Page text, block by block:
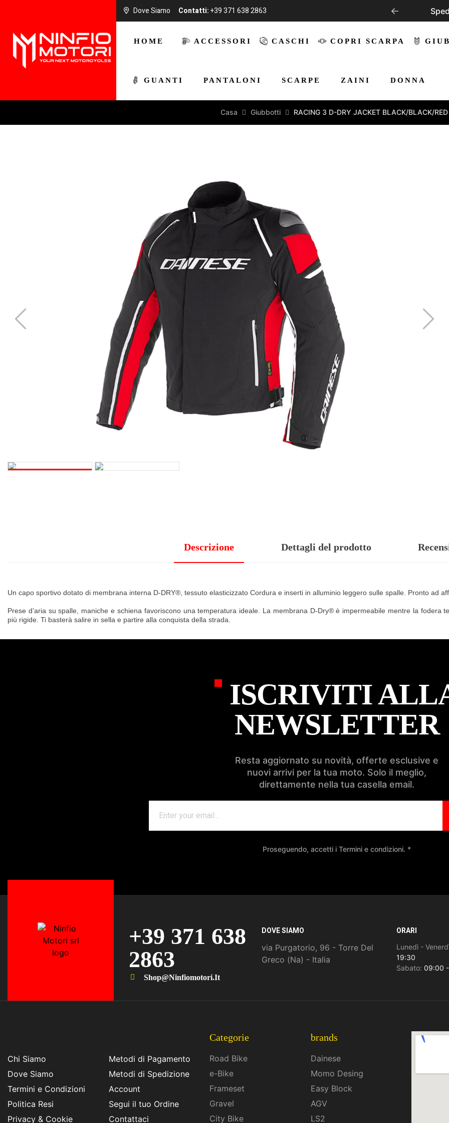
Dove Siamo Contatti:+39 371 638 2863
Spedizione gratis per per odini superiori a € 199,00
HOME ACCESSORI CASCHI COPRI SCARPA
GUANTI PANTALONI SCARPE ZAINI DONNA
Casa Giubbotti RACING 3 D-DRY JACKET BLACK/BLACK/RED
Descrizione Dettagli del prodotto
Un capo sportivo dotato di membrana interna D-DRY®, tessuto elasticizzato Cordura e inserti in alluminio leggero sulle spalle. Pronto ad
Prese d’aria su spalle, maniche e schiena favoriscono una temperatura ideale. La membrana D-Dry® è impermeabile mentre la
più rigide. Ti basterà salire in sella e partire alla conquista della strada.
ISCRIVITI
NEWSLETTER
Resta aggiornato su novità, offerte esclusive e
nuovi arrivi per la tua moto. Solo il meglio,
direttamente nella tua casella email.
Proseguendo, accetti i Termini e condizioni. *
+39 371 638
2863
Shop@ninfiomotori.it
DOVE SIAMO
via Purgatorio, 96 - Torre Del
Greco (Na) - Italia
ORARI
Lunedì -
19:30
Sabato: 09:00
Chi Siamo
Dove Siamo
Termini e Condizioni
Politica Resi
Privacy & Cookie
Metodi di Pagamento
Metodi di Spedizione
Account
Segui il tuo Ordine
Contattaci
Categorie
Road Bike
e-Bike
Frameset
Gravel
City Bike
brands
Dainese
Momo Desing
Easy Block
AGV
LS2